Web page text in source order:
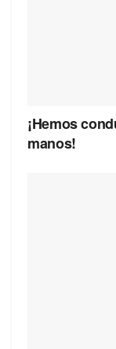
¡Hemos
manos!